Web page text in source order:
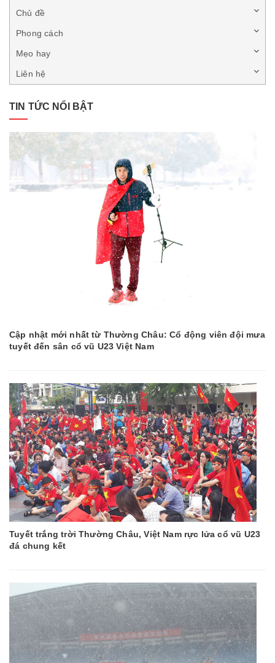
Chủ đề
Phong cách
Mẹo hay
Liên hệ
TIN TỨC NỔI BẬT
Cập nhật mới nhất từ Thường Châu: Cổ động viên đội mưa
tuyết đến sân cổ vũ U23 Việt Nam
Tuyết trắng trời Thường Châu, Việt Nam rực lửa cổ vũ U23
đá chung kết